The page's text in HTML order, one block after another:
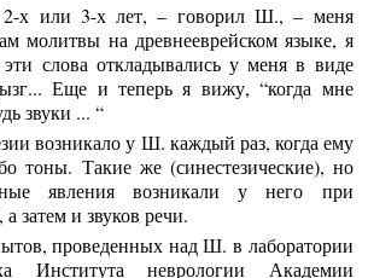
2-х или 3-х лет, – говорил Ш., – меня
молитвы на древнееврейском языке, я
слова откладывались у меня в виде
Еще и теперь я вижу, “когда мне
звуки ... “
возникало у Ш. каждый раз, когда ему
тоны. Такие же (синестезические), но
явления возникали у него при
затем и звуков речи.
проведенных над Ш. в лаборатории
Института неврологии Академии